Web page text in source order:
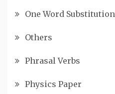
One Word Substitution
Others
Phrasal Verbs
Physics Paper